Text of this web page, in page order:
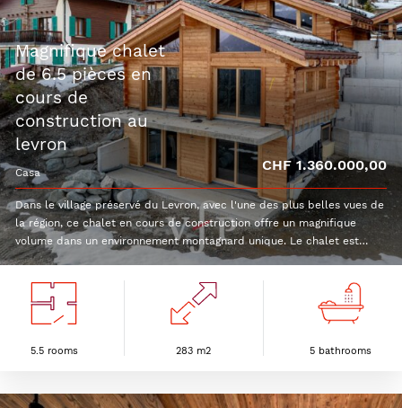
magnifique chalet
de 6.5 pièces en
cours de
construction au
levron
casa CHF 1.360.000,00
Dans le village préservé du Levron, avec l'une des plus belles vues de
la région, ce chalet en cours de construction offre un magnifique
volume dans un environnement montagnard unique. Le chalet est
vendu en l'état, brut (voir photos). L'acquéreur aura le choix des
sa distribution : Rez inférieur : 3 chambres doubles2 salles de
bainsBuanderieLocal techniquePièce de rangement Terrace sud et
avec grand économatEspace repasSéjourTerrasse
comprises dans le prix.
5.5 rooms 283 m2 5 bathrooms